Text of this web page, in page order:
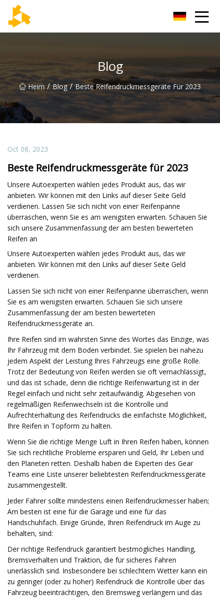
Blog
Heim / Blog / Beste Reifendruckmessgeräte Für 2023
Oct 08, 2023
Beste Reifendruckmessgeräte für 2023
Unsere Autoexperten wählen jedes Produkt aus, das wir
anbieten. Wir können mit den Links auf dieser Seite Geld
verdienen. Lassen Sie sich nicht von einer Reifenpanne
überraschen, wenn Sie es am wenigsten erwarten. Schauen Sie
sich unsere Zusammenfassung der am besten bewerteten
Reifen an
Unsere Autoexperten wählen jedes Produkt aus, das wir
anbieten. Wir können mit den Links auf dieser Seite Geld
verdienen.
Lassen Sie sich nicht von einer Reifenpanne überraschen, wenn
Sie es am wenigsten erwarten. Schauen Sie sich unsere
Zusammenfassung der am besten bewerteten
Reifendruckmessgeräte an.
Ihre Reifen sind im wahrsten Sinne des Wortes das Einzige, was
Ihr Fahrzeug mit dem Boden verbindet. Sie spielen bei nahezu
jedem Aspekt der Leistung Ihres Fahrzeugs eine große Rolle.
Trotz der Bedeutung von Reifen werden sie oft vernachlässigt,
und das ist schade, denn die richtige Reifenwartung ist in der
Regel einfach und nicht sehr zeitaufwändig. Abgesehen von
regelmäßigen Reifenwechseln ist die Kontrolle und
Aufrechterhaltung des Reifendrucks die einfachste Möglichkeit,
Ihre Reifen in Topform zu halten.
Wenn Sie die richtige Menge Luft in Ihren Reifen haben, können
Sie sich rechtliche Probleme ersparen und Geld, Ihr Leben und
den Planeten retten. Deshalb haben die Experten des Gear
Teams eine Liste unserer beliebtesten Reifendruckmessgeräte
zusammengestellt.
Jeder Fahrer sollte mindestens einen Reifendruckmesser haben;
Am besten ist eine für die Garage und eine für das
Handschuhfach. Einige Gründe, Ihren Reifendruck im Auge zu
behalten, sind:
Der richtige Reifendruck garantiert bestmögliches Handling,
Bremsverhalten und Traktion, die für sicheres Fahren
unerlässlich sind. Insbesondere bei schlechtem Wetter kann ein
zu geringer (oder zu hoher) Reifendruck die Kontrolle über das
Fahrzeug beeinträchtigen, den Bremsweg verlängern und das